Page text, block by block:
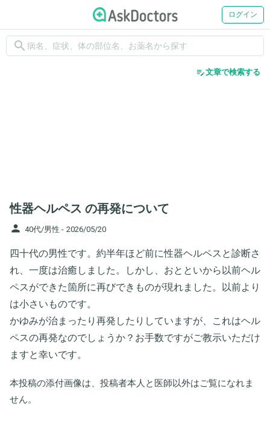
ログイン
search
edit_note文章で検索する
性器ヘルペス の再発について
person 40代/男性 - 2026/05/20
四十代の男性です。約半年ほど前に性器ヘルペスと診断さ
れ、一度は治癒しました。しかし、おとといから以前ヘル
ペスができた箇所に再びできものが現れました。以前より
は小さいものです。
かゆみが治まったり再発したりしていますが、これはヘル
ペスの再発なのでしょうか？お手数ですがご教示いただけ
ますと幸いです。
本投稿の添付画像は、投稿者本人と医師以外はご覧になれま
せん。